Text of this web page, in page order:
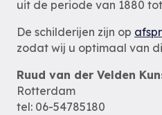
uit de periode van 1880
De schilderijen zijn op
zodat wij u optimaal van
Ruud van der Velden
Rotterdam
tel: 06-54785180